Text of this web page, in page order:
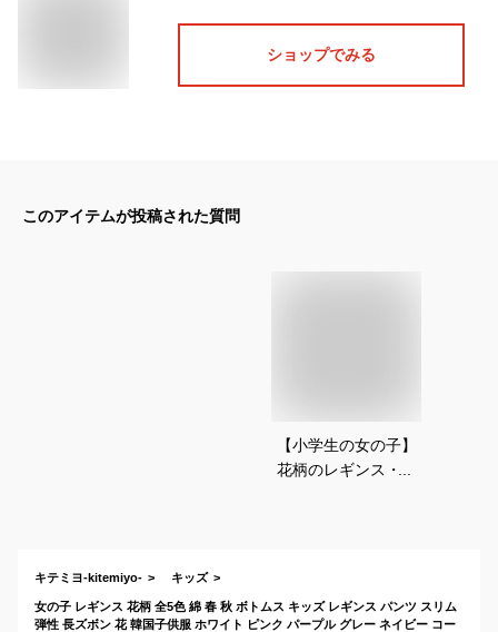
ショップでみる
このアイテムが投稿された質問
【小学生の女の子】
花柄のレギンス・ス
キテミヨ-kitemiyo- キッズ
女の子 レギンス 花柄 全5色 綿 春 秋 ボトムス キッズ レギンス パンツ スリム
弾性 長ズボン 花 韓国子供服 ホワイト ピンク パープル グレー ネイビー コー